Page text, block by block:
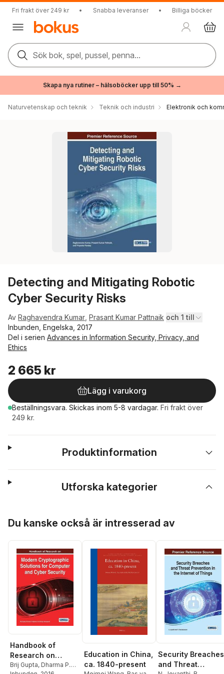
Fri frakt över 249 kr • Snabba leveranser • Billiga böcker
Sök bok, spel, pussel, penna...
Skapa nya rutiner – hälsoböcker upp till 50% →
Naturvetenskap och teknik Teknik och industri Elektronik och
Detecting and Mitigating Robotic
Cyber Security Risks
Av Raghavendra Kumar Prasant Kumar Pattnaik och 1 till
Inbunden, Engelska, 2017
Del i serien Advances in Information Security, Privacy, and
Ethics
2 665 kr
Lägg i varukorg
Beställningsvara. Skickas inom 5-8 vardagar. Fri frakt över
249 kr.
Produktinformation
Utforska kategorier
Du kanske också är intresserad av
Handbook of
Research on
Modern
Brij Gupta, Dharma P.
Education in China,
ca. 1840-present
Security Breaches
and Threat